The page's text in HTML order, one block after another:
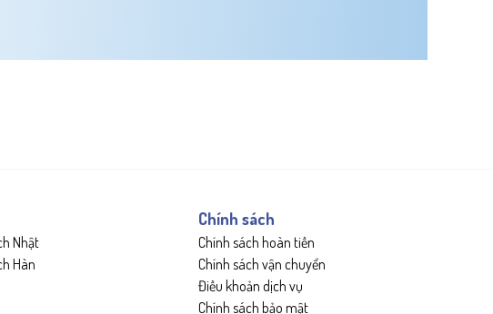
Nhật
Hàn
Chính sách
Chính sách hoàn tiền
Chính sách vận chuyển
Điều khoản dịch vụ
Chính sách bảo mật